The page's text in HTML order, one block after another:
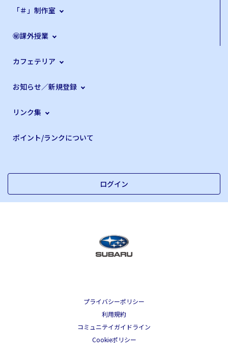
「＃」制作室
㊙課外授業
カフェテリア
お知らせ／新規登録
リンク集
ポイント/ランクについて
ログイン
プライバシーポリシー
利用規約
コミュニテイガイドライン
Cookieポリシー